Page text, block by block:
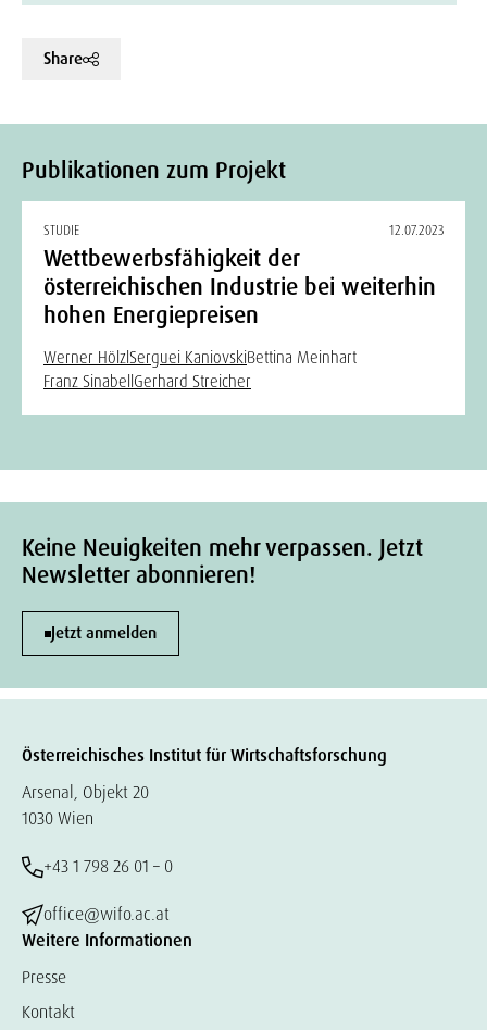
Share
Publikationen zum Projekt
STUDIE 12.07.2023
Wettbewerbsfähigkeit der
österreichischen Industrie bei weiterhin
hohen Energiepreisen
Werner HölzlSerguei KaniovskiBettina Meinhart
Franz SinabellGerhard Streicher
Keine Neuigkeiten mehr verpassen. Jetzt
Newsletter abonnieren!
Jetzt anmelden
Österreichisches Institut für Wirtschaftsforschung
Arsenal, Objekt 20
1030 Wien
+43 1 798 26 01 – 0
office@wifo.ac.at
Weitere Informationen
Presse
Kontakt